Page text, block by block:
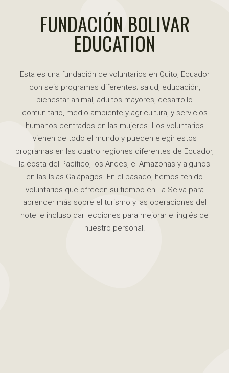
FUNDACIÓN BOLIVAR
EDUCATION
Esta es una fundación de voluntarios en Quito, Ecuador
con seis programas diferentes; salud, educación,
bienestar animal, adultos mayores, desarrollo
comunitario, medio ambiente y agricultura, y servicios
humanos centrados en las mujeres. Los voluntarios
vienen de todo el mundo y pueden elegir estos
programas en las cuatro regiones diferentes de Ecuador,
la costa del Pacífico, los Andes, el Amazonas y algunos
en las Islas Galápagos. En el pasado, hemos tenido
voluntarios que ofrecen su tiempo en La Selva para
aprender más sobre el turismo y las operaciones del
hotel e incluso dar lecciones para mejorar el inglés de
nuestro personal.